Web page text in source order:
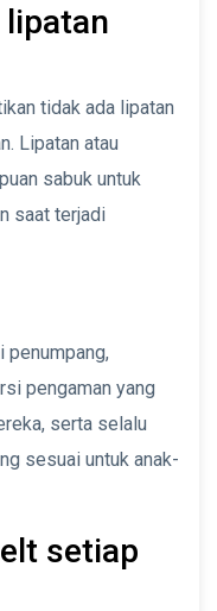
tidak ada lipatan
Lipatan atau
sabuk untuk
saat terjadi
penumpang,
pengaman yang
serta selalu
sesuai untuk anak-
setiap